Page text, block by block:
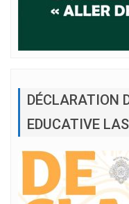
DÉCLARATION
EDUCATIVE